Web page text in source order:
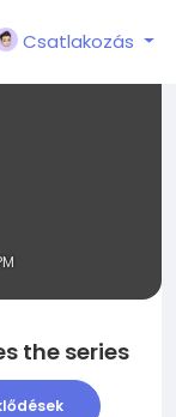
Csatlakozás
the series